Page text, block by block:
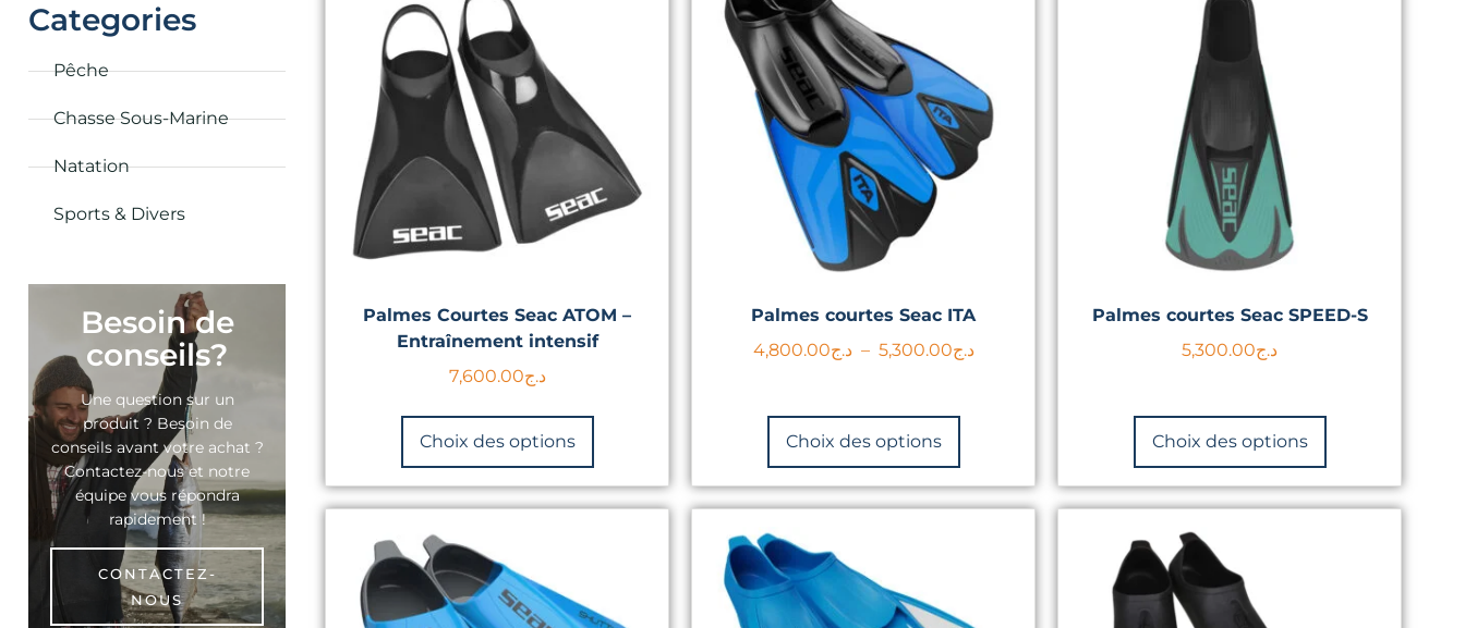
Categories
Pêche
Chasse Sous-Marine
Natation
Sports & Divers
Besoin de
conseils?
Une question sur un
produit ? Besoin de
conseils avant votre achat ?
Contactez-nous et notre
équipe vous répondra
rapidement !
CONTACTEZ-
NOUS
Palmes Courtes Seac ATOM –
Entraînement intensif
د.ج7,600.00
Choix des options
Palmes courtes Seac ITA
د.ج4,800.00 – د.ج5,300.00
Choix des options
Palmes courtes Seac SPEED-S
د.ج5,300.00
Choix des options